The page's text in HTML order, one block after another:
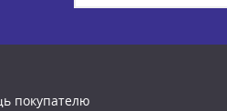
покупателю